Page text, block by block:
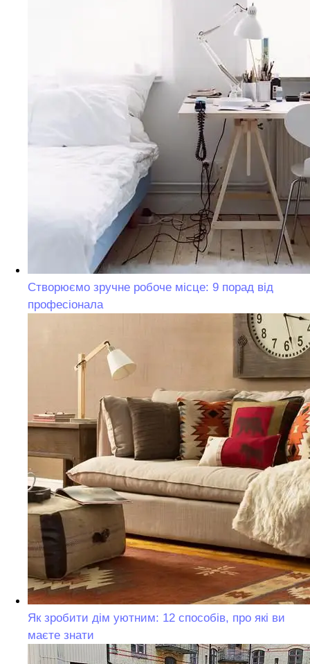
Створюємо зручне робоче місце: 9 порад від
професіонала
Як зробити дім уютним: 12 способів, про які ви
маєте знати